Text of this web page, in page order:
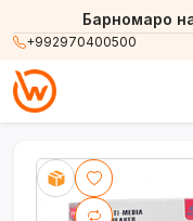
+992970400500
Барномаро